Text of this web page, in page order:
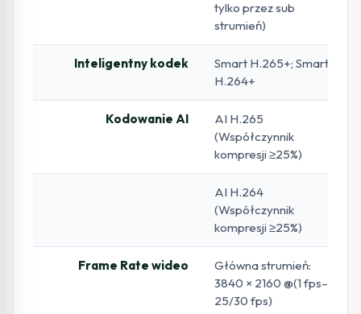
tylko przez sub
strumień)
Inteligentny kodek
Smart H.265+; Smart
H.264+
Kodowanie AI
AI H.265
(Współczynnik
kompresji ≥25%)
AI H.264
(Współczynnik
kompresji ≥25%)
Frame Rate wideo
Główna strumień:
3840 × 2160 @(1 fps–
25/30 fps)